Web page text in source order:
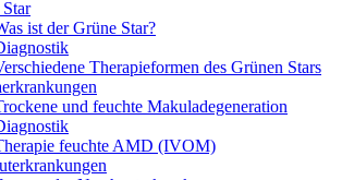
ist der Grüne Star?
Therapieformen des Grünen Stars
und feuchte Makuladegeneration
feuchte AMD (IVOM)